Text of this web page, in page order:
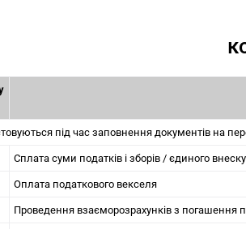
під час заповнення документів на
Сплата суми податків і зборів / єдиного внеску
Оплата податкового векселя
Проведення взаєморозрахунків з погашення